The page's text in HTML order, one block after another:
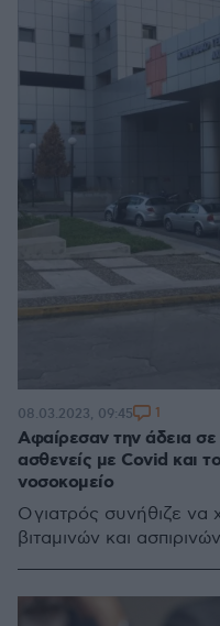
Αφαίρεσαν την άδεια σε
ασθενείς με Covid και
νοσοκομείο
Ο γιατρός συνήθιζε να
βιταμινών και
08.03.2023, 09:45 1